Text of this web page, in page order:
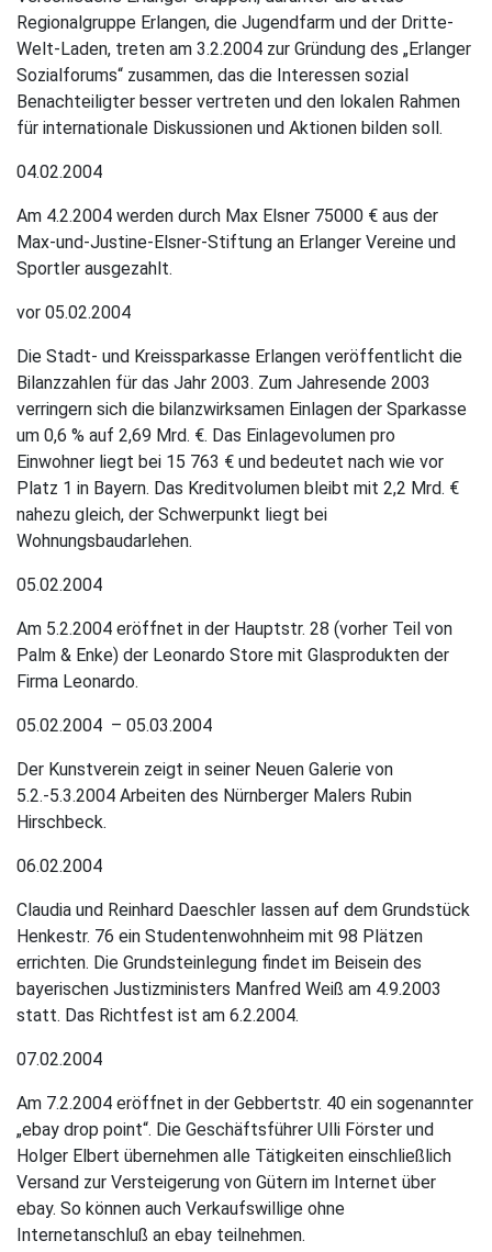
Regionalgruppe Erlangen, die Jugendfarm und der Dritte-
Welt-Laden, treten am 3.2.2004 zur Gründung des „Erlanger
Sozialforums“ zusammen, das die Interessen sozial
Benachteiligter besser vertreten und den lokalen Rahmen
für internationale Diskussionen und Aktionen bilden soll.
04.02.2004
Am 4.2.2004 werden durch Max Elsner 75000 € aus der
Max-und-Justine-Elsner-Stiftung an Erlanger Vereine und
Sportler ausgezahlt.
vor 05.02.2004
Die Stadt- und Kreissparkasse Erlangen veröffentlicht die
Bilanzzahlen für das Jahr 2003. Zum Jahresende 2003
verringern sich die bilanzwirksamen Einlagen der Sparkasse
um 0,6 % auf 2,69 Mrd. €. Das Einlagevolumen pro
Einwohner liegt bei 15 763 € und bedeutet nach wie vor
Platz 1 in Bayern. Das Kreditvolumen bleibt mit 2,2 Mrd. €
nahezu gleich, der Schwerpunkt liegt bei
Wohnungsbaudarlehen.
05.02.2004
Am 5.2.2004 eröffnet in der Hauptstr. 28 (vorher Teil von
Palm & Enke) der Leonardo Store mit Glasprodukten der
Firma Leonardo.
05.02.2004 – 05.03.2004
Der Kunstverein zeigt in seiner Neuen Galerie von
5.2.-5.3.2004 Arbeiten des Nürnberger Malers Rubin
Hirschbeck.
06.02.2004
Claudia und Reinhard Daeschler lassen auf dem Grundstück
Henkestr. 76 ein Studentenwohnheim mit 98 Plätzen
errichten. Die Grundsteinlegung findet im Beisein des
bayerischen Justizministers Manfred Weiß am 4.9.2003
statt. Das Richtfest ist am 6.2.2004.
07.02.2004
Am 7.2.2004 eröffnet in der Gebbertstr. 40 ein sogenannter
„ebay drop point“. Die Geschäftsführer Ulli Förster und
Holger Elbert übernehmen alle Tätigkeiten einschließlich
Versand zur Versteigerung von Gütern im Internet über
ebay. So können auch Verkaufswillige ohne
Internetanschluß an ebay teilnehmen.